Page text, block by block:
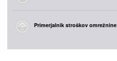
Primerjalnik stroškov omrežnine